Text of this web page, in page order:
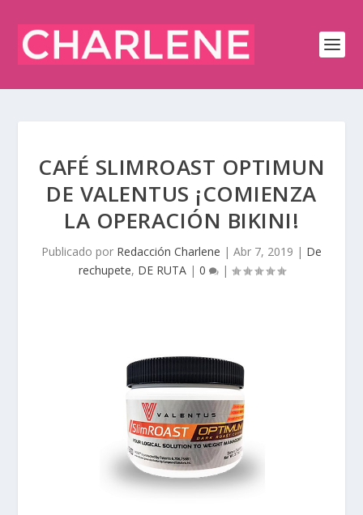
CAFÉ SLIMROAST OPTIMUN
DE VALENTUS ¡COMIENZA
LA OPERACIÓN BIKINI!
Publicado por Redacción Charlene | Abr 7, 2019 | De
rechupete, DE RUTA| 0 |